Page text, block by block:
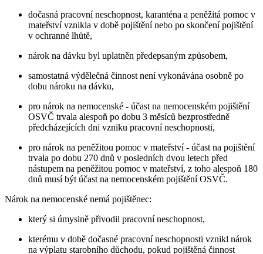
dočasná pracovní neschopnost, karanténa a peněžitá pomoc v
mateřství vznikla v době pojištění nebo po skončení pojištění
v ochranné lhůtě,
nárok na dávku byl uplatněn předepsaným způsobem,
samostatná výdělečná činnost není vykonávána osobně po
dobu nároku na dávku,
pro nárok na nemocenské - účast na nemocenském pojištění
OSVČ trvala alespoň po dobu 3 měsíců bezprostředně
předcházejících dni vzniku pracovní neschopnosti,
pro nárok na peněžitou pomoc v mateřství - účast na pojištění
trvala po dobu 270 dnů v posledních dvou letech před
nástupem na peněžitou pomoc v mateřství, z toho alespoň 180
dnů musí být účast na nemocenském pojištění OSVČ.
Nárok na nemocenské nemá pojištěnec:
který si úmyslně přivodil pracovní neschopnost,
kterému v době dočasné pracovní neschopnosti vznikl nárok
na výplatu starobního důchodu, pokud pojištěná činnost